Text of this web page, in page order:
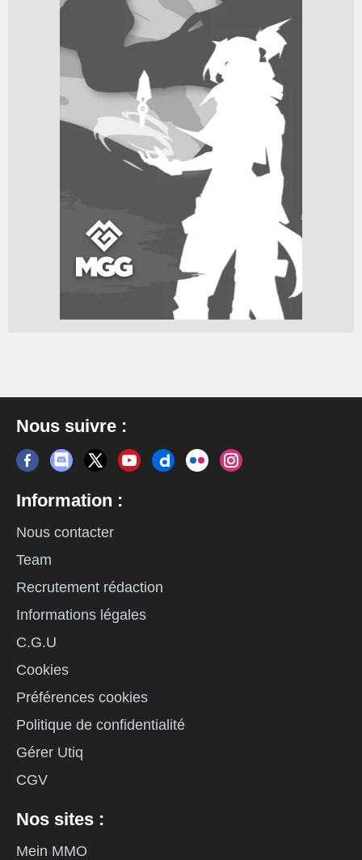
Nous suivre :
Information :
Nous contacter
Team
Recrutement rédaction
Informations légales
C.G.U
Cookies
Préférences cookies
Politique de confidentialité
Gérer Utiq
CGV
Nos sites :
Mein MMO